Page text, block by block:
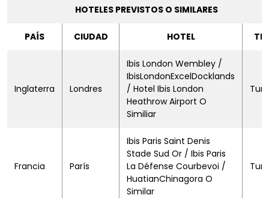
HOTELES PREVISTOS O SIMILARES
PAÍS CIUDAD HOTEL
Inglaterra Londres
Ibis London Wembley /
IbisLondonExcelDocklands
/ Hotel Ibis London
Heathrow Airport O
Similiar
Francia París
Ibis Paris Saint Denis
Stade Sud Or / Ibis Paris
La Défense Courbevoi /
HuatianChinagora O
Similar